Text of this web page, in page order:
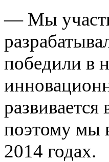
— Мы
победили в
поэтому мы
2014 годах.